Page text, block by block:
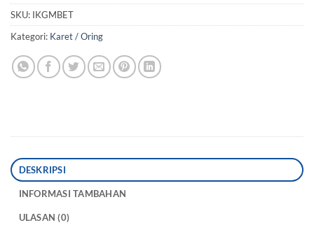
SKU: IKGMBET
Kategori: Karet / Oring
DESKRIPSI
INFORMASI TAMBAHAN
ULASAN (0)